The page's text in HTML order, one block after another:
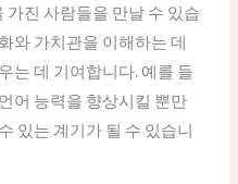
진 사람들을 만날 수 있습
와 가치관을 이해하는 데
는 데 기여합니다. 예를 들
어 능력을 향상시킬 뿐만
있는 계기가 될 수 있습니